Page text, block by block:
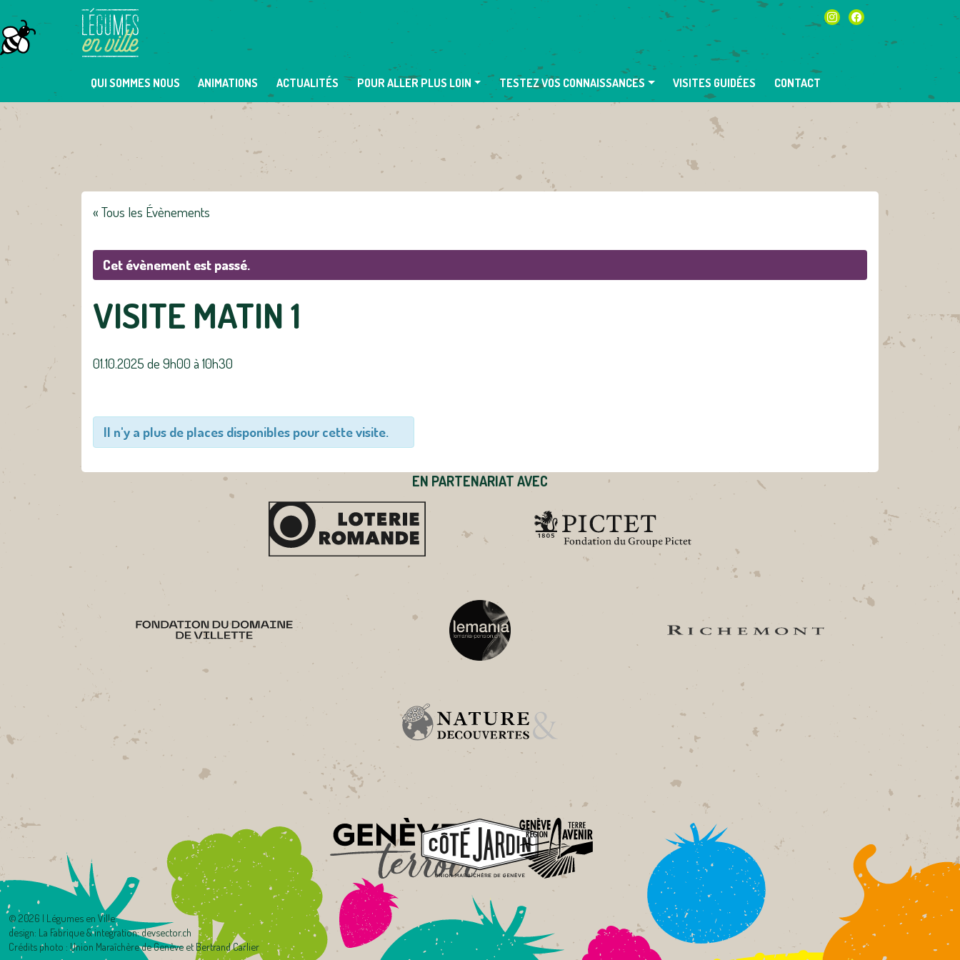
to
content
instagramfacebook
QUI SOMMES NOUS ANIMATIONS ACTUALITÉS POUR ALLER PLUS LOIN TESTEZ VOS CONNAISSANCES VISITES GUIDÉES CONTACT
« Tous les Évènements
Cet évènement est passé.
VISITE MATIN 1
01.10.2025 de 9h00 à 10h30
Il n'y a plus de places disponibles pour cette visite.
EN PARTENARIAT AVEC
© 2026 | Légumes en Ville
design: La Fabrique& integration:devsector.ch
Crédits photo : Union Maraîchère de Genève et Bertrand Carlier